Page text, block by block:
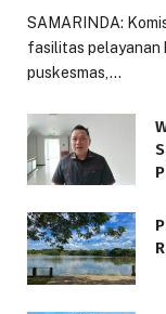
SAMARINDA:
fasilitas pelayanan
puskesmas,…